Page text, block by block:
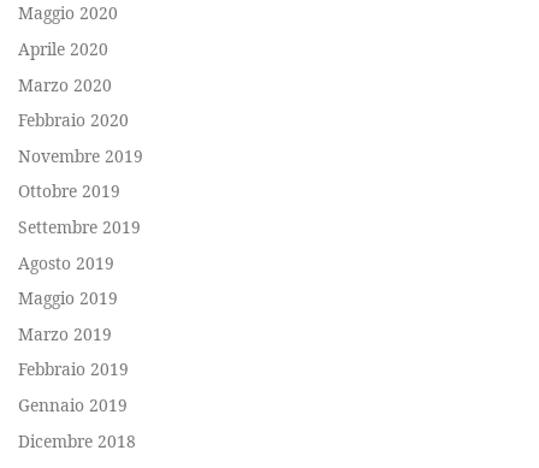
Maggio 2020
Aprile 2020
Marzo 2020
Febbraio 2020
Novembre 2019
Ottobre 2019
Settembre 2019
Agosto 2019
Maggio 2019
Marzo 2019
Febbraio 2019
Gennaio 2019
Dicembre 2018